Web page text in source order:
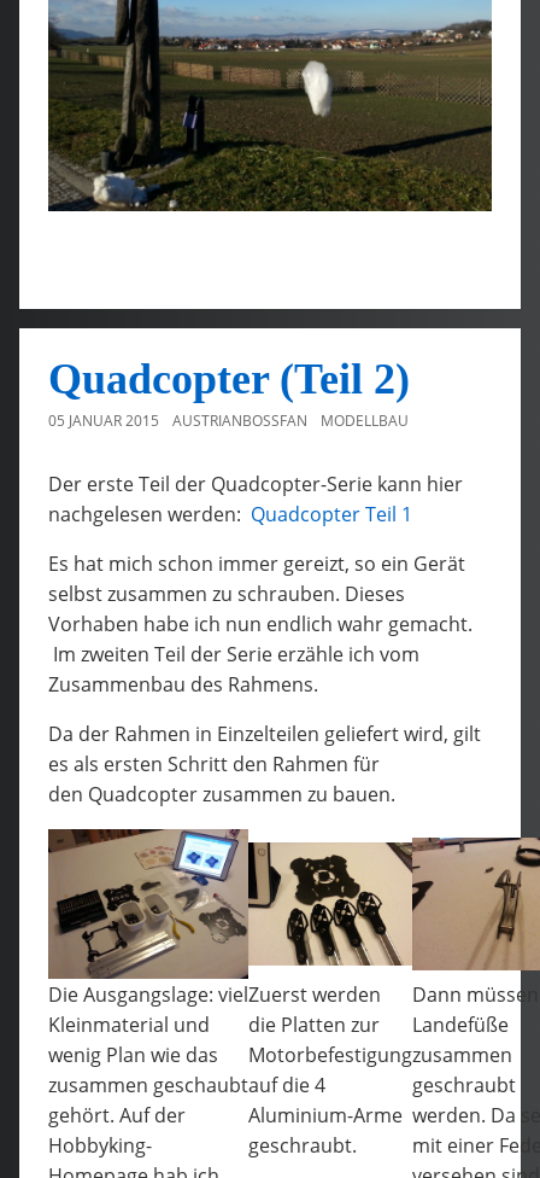
Quadcopter (Teil 2)
05 JANUAR 2015 AUSTRIANBOSSFAN MODELLBAU
Der erste Teil der Quadcopter-Serie kann hier
nachgelesen werden: Quadcopter Teil 1
Es hat mich schon immer gereizt, so ein Gerät
selbst zusammen zu schrauben. Dieses
Vorhaben habe ich nun endlich wahr gemacht.
Im zweiten Teil der Serie erzähle ich vom
Zusammenbau des Rahmens.
Da der Rahmen in Einzelteilen geliefert wird, gilt
es als ersten Schritt den Rahmen für
den Quadcopter zusammen zu bauen.
Die Ausgangslage: viel
Kleinmaterial und
wenig Plan wie das
zusammen geschaubt
gehört. Auf der
Hobbyking-
Zuerst werden
die Platten zur
Motorbefestigung
auf die 4
Aluminium-Arme
geschraubt.
Dann
Landefüße
zusammen
geschraubt
werden. Da
mit einer